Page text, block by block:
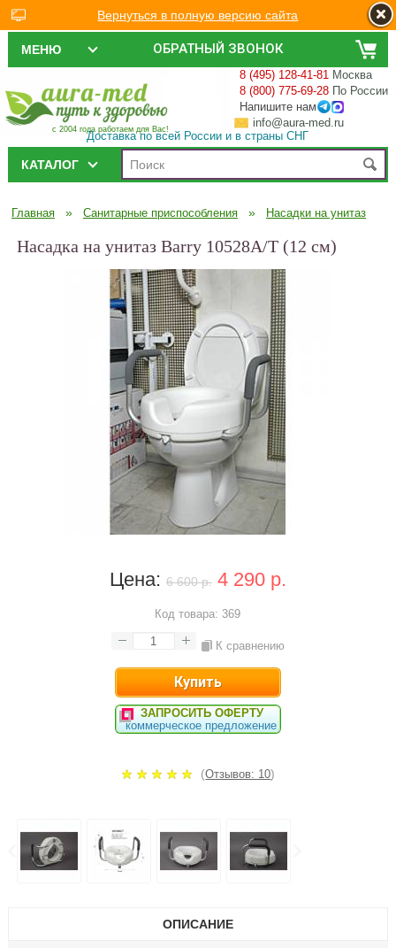
ОБРАТНЫЙ ЗВОНОК
МЕНЮ
с 2004 года работаем для Вас!
8 (495) 128-41-81 Москва
8 (800) 775-69-28 По России
Напишите нам
info@aura-med.ru
Доставка по всей России и в страны СНГ
КАТАЛОГ
Главная » Санитарные приспособления » Насадки на унитаз
Насадка на унитаз Barry 10528А/T (12 см)
Цена: 6 600 р. 4 290 р.
Код товара: 369
К сравнению
ЗАПРОСИТЬ ОФЕРТУ
коммерческое предложение
(Отзывов: 10)
ОПИСАНИЕ
Вернуться в полную версию сайта